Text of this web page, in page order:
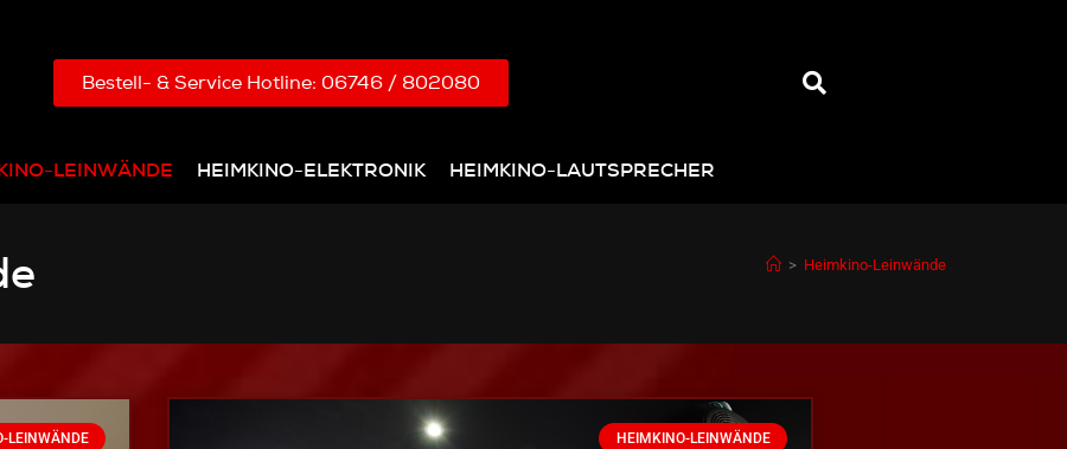
Bestell- & Service Hotline: 06746 / 802080
LEINWÄNDE HEIMKINO-ELEKTRONIK HEIMKINO-LAUTSPRECHER
> Heimkino-Leinwände
LEINWÄNDE HEIMKINO-LEINWÄNDE